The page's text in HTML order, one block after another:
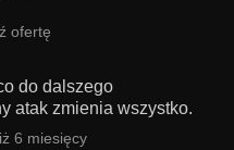
ofertę
do dalszego
atak zmienia wszystko.
6 miesięcy